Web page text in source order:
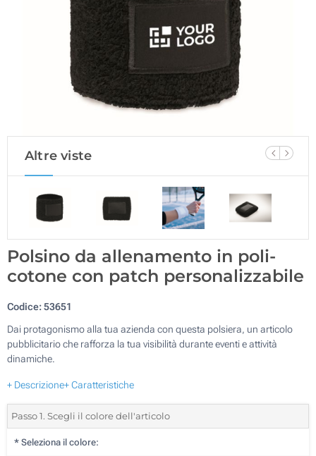
Altre viste
Polsino da allenamento in poli-
cotone con patch personalizzabile
Codice:53651
Dai protagonismo alla tua azienda con questa polsiera, un articolo
pubblicitario che rafforza la tua visibilità durante eventi e attività
dinamiche.
+ Descrizione+ Caratteristiche
Passo 1. Scegli il colore dell'articolo
* Seleziona il colore: